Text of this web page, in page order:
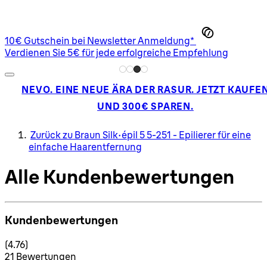
10€ Gutschein bei Newsletter Anmeldung*
Verdienen Sie 5€ für jede erfolgreiche Empfehlung
NEVO. EINE NEUE ÄRA DER RASUR. JETZT
UND 300€ SPAREN.
Zurück zu Braun Silk-épil 5 5-251 - Epilierer für eine
einfache Haarentfernung
Alle Kundenbewertungen
Kundenbewertungen
4.76 Sterne von maximal 5
(4.76)
21 Bewertungen